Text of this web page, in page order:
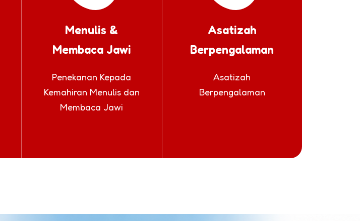
Menulis &
Membaca Jawi
Penekanan Kepada
Kemahiran Menulis dan
Membaca Jawi
Asatizah
Berpengalaman
Asatizah
Berpengalaman